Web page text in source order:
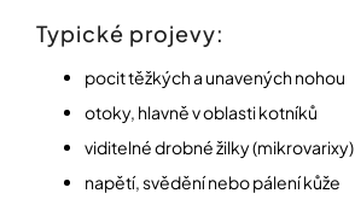
Typické projevy:
pocit těžkých a unavených nohou
otoky, hlavně v oblasti kotníků
viditelné drobné žilky (mikrovarixy)
napětí, svědění nebo pálení kůže